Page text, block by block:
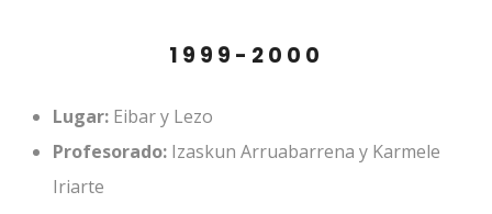
1999-2000
Lugar: Eibar y Lezo
Profesorado: Izaskun Arruabarrena y Karmele
Iriarte